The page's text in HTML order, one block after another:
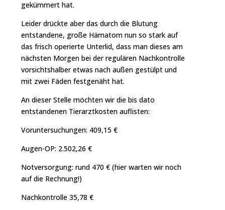
gekümmert hat.
Leider drückte aber das durch die Blutung
entstandene, große Hämatom nun so stark auf
das frisch operierte Unterlid, dass man dieses am
nächsten Morgen bei der regulären Nachkontrolle
vorsichtshalber etwas nach außen gestülpt und
mit zwei Fäden festgenäht hat.
An dieser Stelle möchten wir die bis dato
entstandenen Tierarztkosten auflisten:
Voruntersuchungen: 409,15 €
Augen-OP: 2.502,26 €
Notversorgung: rund 470 € (hier warten wir noch
auf die Rechnung!)
Nachkontrolle 35,78 €